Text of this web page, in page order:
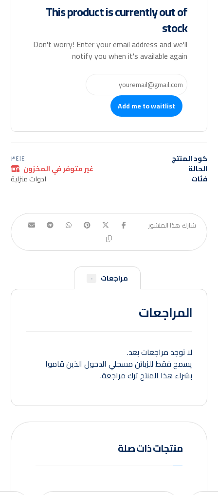
This product is currently out of
stock
Don't worry! Enter your email address and we'll
notify you when it's available again
Add me to waitlist
كود المنتج ٣٤١٤
الحالة غير متوفر في المخزون
فئات ادوات منزلية
مراجعات ٠
المراجعات
لا توجد مراجعات بعد.
يسمح فقط للزبائن مسجلي الدخول الذين قاموا
بشراء هذا المنتج ترك مراجعة.
منتجات ذات صلة